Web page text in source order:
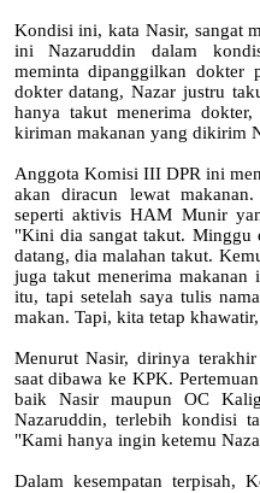
Kondisi ini, kata Nasir, sangat
ini Nazaruddin dalam
meminta dipanggilkan dokter
dokter datang, Nazar justru
hanya takut menerima
kiriman makanan yang dikirim
Anggota Komisi III DPR ini
akan diracun lewat
seperti aktivis HAM Munir
"Kini dia sangat takut. Minggu
datang, dia malahan takut.
juga takut menerima makanan
itu, tapi setelah saya tulis
makan. Tapi, kita tetap
Menurut Nasir, dirinya
saat dibawa ke KPK.
baik Nasir maupun OC
Nazaruddin, terlebih kondisi
"Kami hanya ingin ketemu
Dalam kesempatan terpisah,